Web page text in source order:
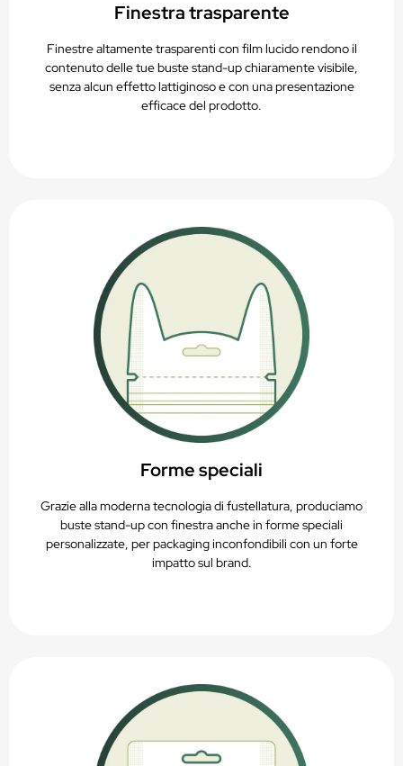
Finestra trasparente
Finestre altamente trasparenti con film lucido rendono il
contenuto delle tue buste stand-up chiaramente visibile,
senza alcun effetto lattiginoso e con una presentazione
efficace del prodotto.
Forme speciali
Grazie alla moderna tecnologia di fustellatura, produciamo
buste stand-up con finestra anche in forme speciali
personalizzate, per packaging inconfondibili con un forte
impatto sul brand.